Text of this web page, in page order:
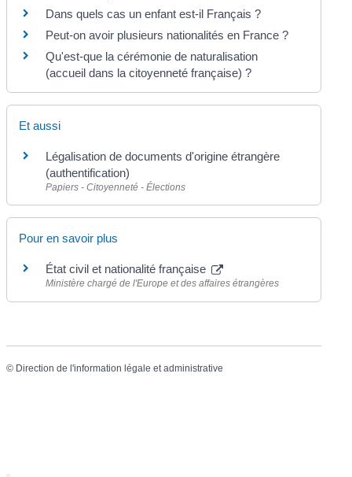
Dans quels cas un enfant est-il Français ?
Peut-on avoir plusieurs nationalités en France ?
Qu'est-que la cérémonie de naturalisation
(accueil dans la citoyenneté française) ?
Et aussi
Légalisation de documents d'origine étrangère
(authentification)
Papiers - Citoyenneté - Élections
Pour en savoir plus
État civil et nationalité française
Ministère chargé de l'Europe et des affaires étrangères
© Direction de l'information légale et administrative